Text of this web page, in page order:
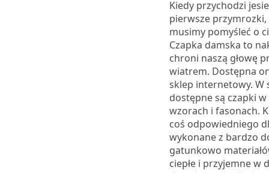
Kiedy przychodzi
pierwsze
musimy pomyśleć o
Czapka damska to
chroni naszą głowę
wiatrem. Dostępna
sklep internetowy. W
dostępne są czapki
wzorach i fasonach.
coś odpowiedniego
wykonane z bardzo
gatunkowo
ciepłe i przyjemne w